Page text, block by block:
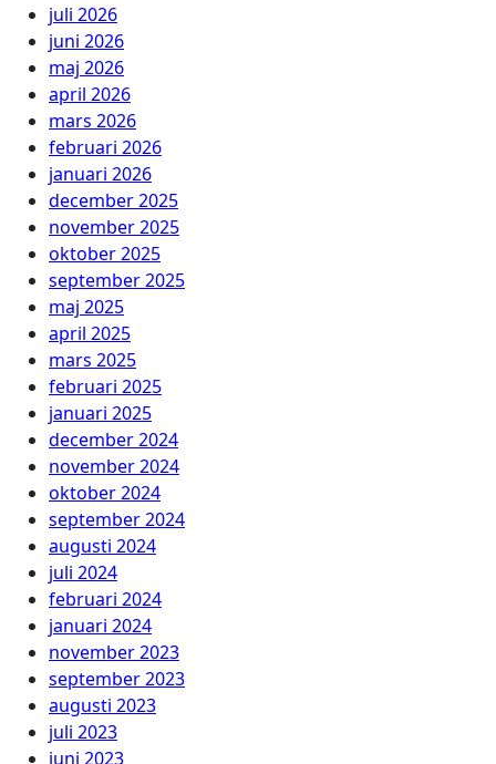
juli 2026
juni 2026
maj 2026
april 2026
mars 2026
februari 2026
januari 2026
december 2025
november 2025
oktober 2025
september 2025
maj 2025
april 2025
mars 2025
februari 2025
januari 2025
december 2024
november 2024
oktober 2024
september 2024
augusti 2024
juli 2024
februari 2024
januari 2024
november 2023
september 2023
augusti 2023
juli 2023
juni 2023